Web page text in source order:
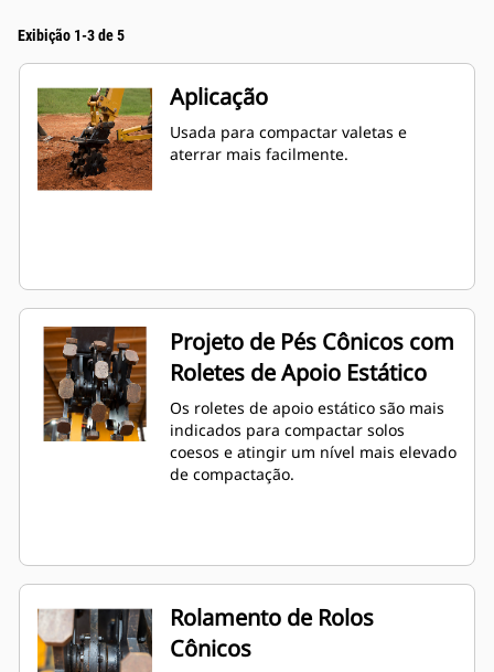
Exibição 1-3 de 5
Aplicação
Usada para compactar valetas e
aterrar mais facilmente.
Projeto de Pés Cônicos com
Roletes de Apoio Estático
Os roletes de apoio estático são mais
indicados para compactar solos
coesos e atingir um nível mais elevado
de compactação.
Rolamento de Rolos
Cônicos